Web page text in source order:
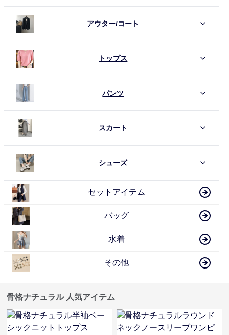
アウター/コート
トップス
パンツ
スカート
シューズ
セットアイテム
バッグ
水着
その他
骨格ナチュラル 人気アイテム